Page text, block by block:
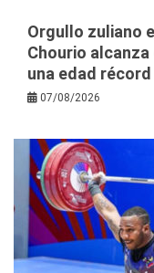
Orgullo zuliano
Chourio
una edad récord
07/08/2026